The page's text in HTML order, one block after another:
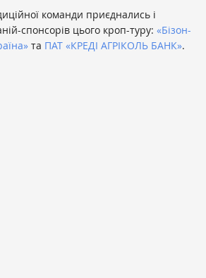
команди приєднались і
спонсорів цього кроп-туру: «Бізон-
та ПАТ «КРЕДІ АГРІКОЛЬ БАНК».